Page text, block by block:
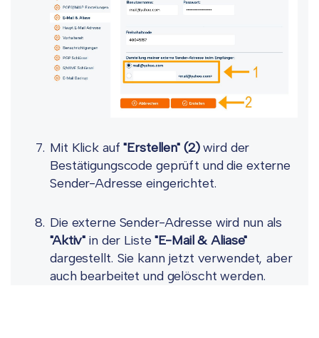
Mit Klick auf"Erstellen" (2)wird der
Bestätigungscode geprüft und die externe
Sender-Adresse eingerichtet.
Die externe Sender-Adresse wird nun als
"Aktiv" in der Liste"E-Mail & Aliase"
dargestellt. Sie kann jetzt verwendet, aber
auch bearbeitet und gelöscht werden.